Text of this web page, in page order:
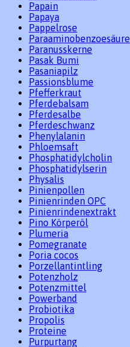
Papain
Papaya
Pappelrose
Paraaminobenzoesäure
Paranusskerne
Pasak Bumi
Pasaniapilz
Passionsblume
Pfefferkraut
Pferdebalsam
Pferdesalbe
Pferdeschwanz
Phenylalanin
Phloemsaft
Phosphatidylcholin
Phosphatidylserin
Physalis
Pinienpollen
Pinienrinden OPC
Pinienrindenextrakt
Pino Körperöl
Plumeria
Pomegranate
Poria cocos
Porzellantintling
Potenzholz
Potenzmittel
Powerband
Probiotika
Propolis
Proteine
Purpurtang